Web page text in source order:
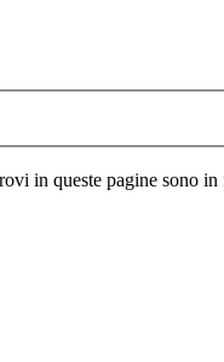
in queste pagine